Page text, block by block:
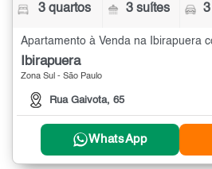
3 quartos 3 suítes
Apartamento à Venda na Ibirapuera
Ibirapuera
Zona Sul - São Paulo
Rua Gaivota, 65
WhatsApp